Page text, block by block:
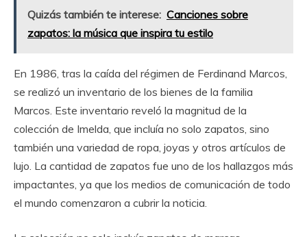
Quizás también te interese: Canciones sobre
zapatos: la música que inspira tu estilo
En 1986, tras la caída del régimen de Ferdinand Marcos,
se realizó un inventario de los bienes de la familia
Marcos. Este inventario reveló la magnitud de la
colección de Imelda, que incluía no solo zapatos, sino
también una variedad de ropa, joyas y otros artículos de
lujo. La cantidad de zapatos fue uno de los hallazgos más
impactantes, ya que los medios de comunicación de todo
el mundo comenzaron a cubrir la noticia.